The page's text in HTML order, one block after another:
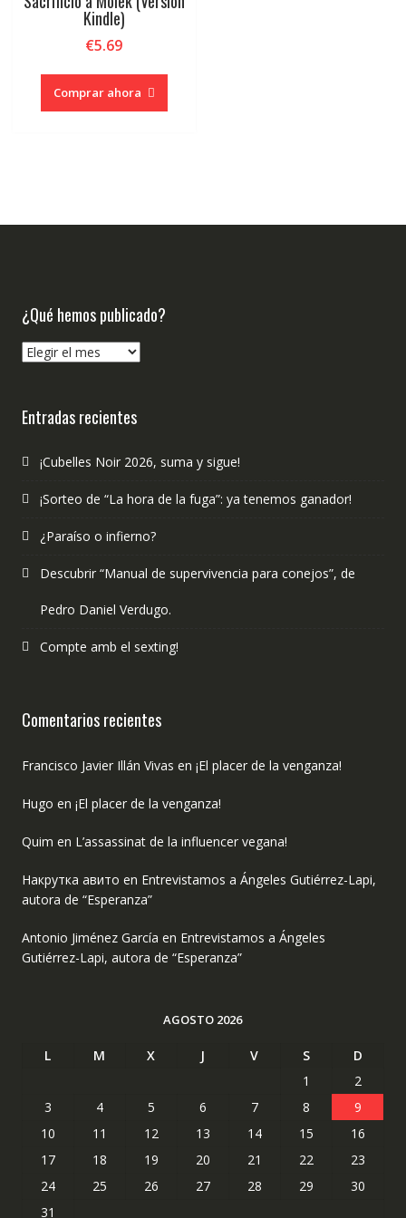
Kindle)
€5.69
Comprar ahora
¿Qué hemos publicado?
¿Qué
Entradas recientes
¡Cubelles Noir 2026, suma y sigue!
¡Sorteo de “La hora de la fuga”: ya tenemos ganador!
¿Paraíso o infierno?
Descubrir “Manual de supervivencia para conejos”, de
Pedro Daniel Verdugo.
Compte amb el sexting!
Comentarios recientes
Francisco Javier Illán Vivas en ¡El placer de la venganza!
Hugo en ¡El placer de la venganza!
Quim en L’assassinat de la influencer vegana!
Накрутка авито en Entrevistamos a Ángeles Gutiérrez-Lapi,
autora de “Esperanza”
Antonio Jiménez García en Entrevistamos a Ángeles
Gutiérrez-Lapi, autora de “Esperanza”
AGOSTO 2026
L M X J V S
D
1
2
3
4 5 6 7 8
9
10
11 12 13 14 15
16
17
18 19 20 21 22
23
24
25 26 27 28 29
30
31